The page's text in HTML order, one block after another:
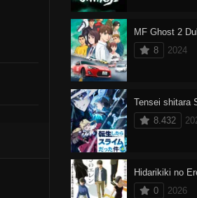
MF Ghost 2
8
2024
8.432
Hidarikiki no
0
2026